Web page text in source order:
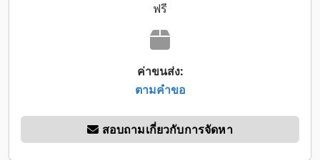
ฟรี
ค่าขนส่ง:
ตามคำขอ
สอบถามเกี่ยวกับการจัดหา